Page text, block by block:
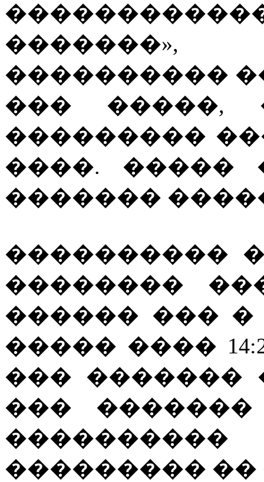
����������
��� �����,
���������
����. �����
�������
����������
��������
������ ���
����� ����
��� �������
���
��������� ��